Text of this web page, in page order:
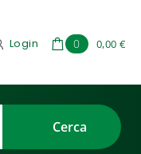
Login 0 0,00 €